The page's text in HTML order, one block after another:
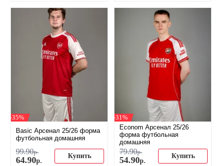
-35%
Basic Арсенал 25/26 форма
футбольная домашняя
99.90р.
64.90р.
Купить
-31%
Econom Арсенал 25/26
форма футбольная
домашняя
79.90р.
54.90р.
Купить